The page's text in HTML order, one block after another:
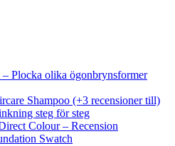
Plocka olika ögonbrynsformer
Shampoo (+3 recensioner till)
steg för steg
Colour – Recension
Swatch